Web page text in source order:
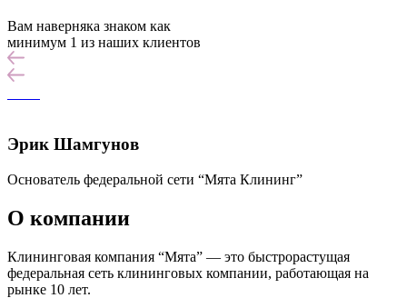
Вам наверняка знаком как
минимум 1 из наших клиентов
Эрик Шамгунов
Основатель федеральной сети “Мята Клининг”
О компании
Клининговая компания “Мята” — это быстрорастущая
федеральная сеть клининговых компании, работающая на
рынке 10 лет.